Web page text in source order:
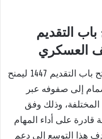
التقديم
يفتح باب التقديم 1447 ليمنح
إلى صفوفه عبر
وذلك وفق
قادرة على أداء المهام
هذا التوسع إلى دعم